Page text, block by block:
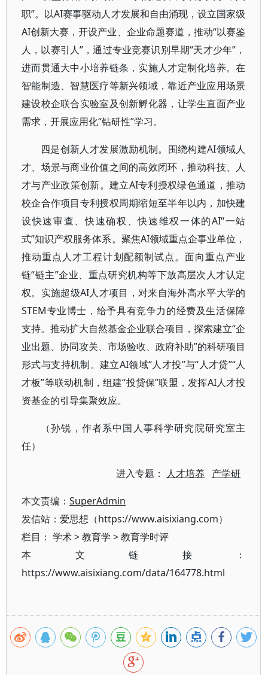
职”。以AI赛事驱动人才发展和自由涌现，设立国家级
AI创新大赛，开设产业、企业命题赛道，推动“以赛鉴
人，以赛引人”，通过专业竞赛识别早期“天才少年”，
进而贯通大中小培养链条，实施人才定制化培养。在
智能制造、智慧医疗等新兴领域，靠近产业应用场景
建设校企联合实验室及创新孵化器，让学生直面产业
需求，开展应用化“钻研性”学习。
四是创新人才发展激励机制。围绕构建AI领域人
才、场景与商业价值之间的高效闭环，推动科技、人
才与产业政策创新。建立AI专利授权绿色通道，推动
校企合作项目专利授权周期缩短至半年以内，加快建
设快速审查、快速确权、快速维权一体的AI“一站
式”知识产权服务体系。聚焦AI领域重点企事业单位，
推动重点人才工程计划配额制试点。面向重点产业
链“链主”企业、重点研究机构等下放高层次人才认定
权。实施超级AI人才项目，对来自海外高水平大学的
STEM专业博士，给予具有竞争力的经费及生活保障
支持。推动扩大自然基金企业联合项目，探索建立“企
业出题、协同攻关、市场验收、政府补助”的科研项目
形式与支持机制。建立AI领域“人才投”与“人才贷”“人
才板”等联动机制，组建“投贷保”联盟，发挥AI人才投
资基金的引导集聚效应。
（孙锐，作者系中国人事科学研究院研究室主
任）
进入专题： 人才培养 产学研
本文责编： SuperAdmin
发信站：爱思想（https://www.aisixiang.com）
栏目： 学术>教育学 >教育学时评
本文链接：
https://www.aisixiang.com/data/164778.html